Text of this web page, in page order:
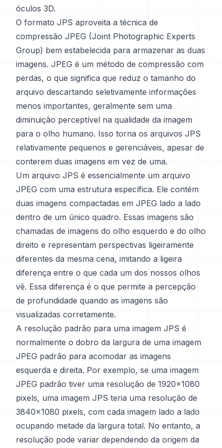
óculos 3D.
O formato JPS aproveita a técnica de
compressão JPEG (Joint Photographic Experts
Group) bem estabelecida para armazenar as duas
imagens. JPEG é um método de compressão com
perdas, o que significa que reduz o tamanho do
arquivo descartando seletivamente informações
menos importantes, geralmente sem uma
diminuição perceptível na qualidade da imagem
para o olho humano. Isso torna os arquivos JPS
relativamente pequenos e gerenciáveis, apesar de
conterem duas imagens em vez de uma.
Um arquivo JPS é essencialmente um arquivo
JPEG com uma estrutura específica. Ele contém
duas imagens compactadas em JPEG lado a lado
dentro de um único quadro. Essas imagens são
chamadas de imagens do olho esquerdo e do olho
direito e representam perspectivas ligeiramente
diferentes da mesma cena, imitando a ligeira
diferença entre o que cada um dos nossos olhos
vê. Essa diferença é o que permite a percepção
de profundidade quando as imagens são
visualizadas corretamente.
A resolução padrão para uma imagem JPS é
normalmente o dobro da largura de uma imagem
JPEG padrão para acomodar as imagens
esquerda e direita. Por exemplo, se uma imagem
JPEG padrão tiver uma resolução de 1920x1080
pixels, uma imagem JPS teria uma resolução de
3840x1080 pixels, com cada imagem lado a lado
ocupando metade da largura total. No entanto, a
resolução pode variar dependendo da origem da